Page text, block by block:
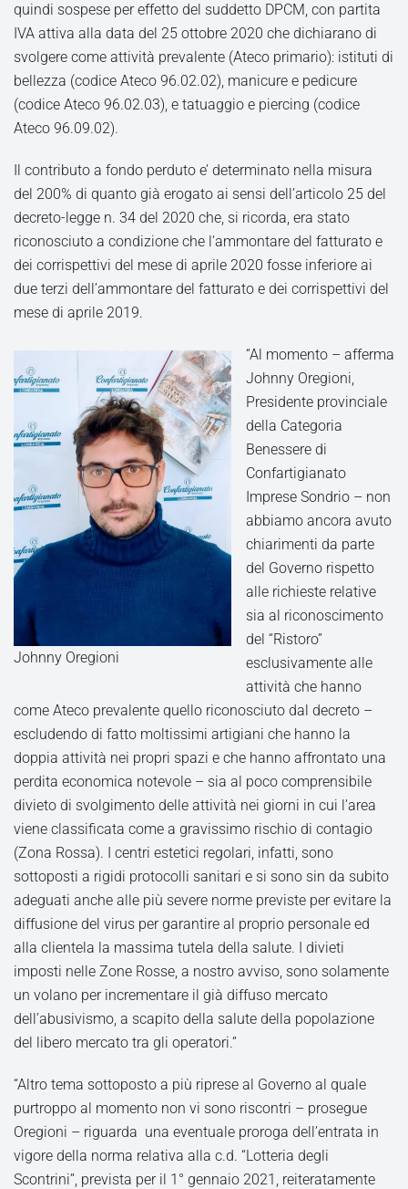
quindi sospese per effetto del suddetto DPCM, con partita
IVA attiva alla data del 25 ottobre 2020 che dichiarano di
svolgere come attività prevalente (Ateco primario): istituti di
bellezza (codice Ateco 96.02.02), manicure e pedicure
(codice Ateco 96.02.03), e tatuaggio e piercing (codice
Ateco 96.09.02).
Il contributo a fondo perduto e’ determinato nella misura
del 200% di quanto già erogato ai sensi dell’articolo 25 del
decreto-legge n. 34 del 2020 che, si ricorda, era stato
riconosciuto a condizione che l’ammontare del fatturato e
dei corrispettivi del mese di aprile 2020 fosse inferiore ai
due terzi dell’ammontare del fatturato e dei corrispettivi del
mese di aprile 2019.
Johnny Oregioni
“Al momento – afferma
Johnny Oregioni,
Presidente provinciale
della Categoria
Benessere di
Confartigianato
Imprese Sondrio – non
abbiamo ancora avuto
chiarimenti da parte
del Governo rispetto
alle richieste relative
sia al riconoscimento
del “Ristoro”
esclusivamente alle
attività che hanno
come Ateco prevalente quello riconosciuto dal decreto –
escludendo di fatto moltissimi artigiani che hanno la
doppia attività nei propri spazi e che hanno affrontato una
perdita economica notevole – sia al poco comprensibile
divieto di svolgimento delle attività nei giorni in cui l’area
viene classificata come a gravissimo rischio di contagio
(Zona Rossa). I centri estetici regolari, infatti, sono
sottoposti a rigidi protocolli sanitari e si sono sin da subito
adeguati anche alle più severe norme previste per evitare la
diffusione del virus per garantire al proprio personale ed
alla clientela la massima tutela della salute. I divieti
imposti nelle Zone Rosse, a nostro avviso, sono solamente
un volano per incrementare il già diffuso mercato
dell’abusivismo, a scapito della salute della popolazione
del libero mercato tra gli operatori.”
“Altro tema sottoposto a più riprese al Governo al quale
purtroppo al momento non vi sono riscontri – prosegue
Oregioni – riguarda una eventuale proroga dell’entrata in
vigore della norma relativa alla c.d. “Lotteria degli
Scontrini”, prevista per il 1° gennaio 2021, reiteratamente